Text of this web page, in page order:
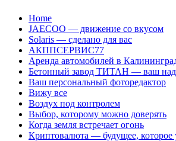
Перейти
содержанию
Home
JAECOO — движение со вкусом
Solaris — сделано для вас
АКППСЕРВИС77
Аренда автомобилей в
Бетонный завод ТИТАН — ваш
Ваш персональный фоторедактор
Вижу все
Воздух под контролем
Выбор, которому можно доверять
Когда земля встречает огонь
Криптовалюта — будущее, которое